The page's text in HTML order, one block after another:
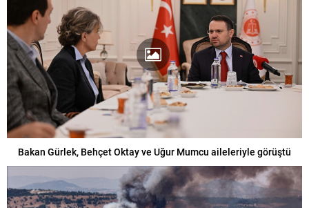
Bakan Gürlek, Behçet Oktay ve Uğur Mumcu aileleriyle görüştü